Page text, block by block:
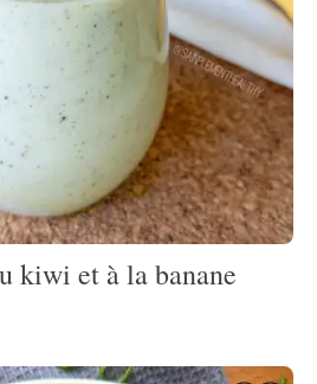
kiwi et à la banane